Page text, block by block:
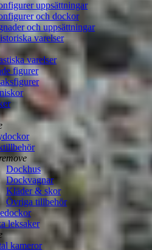
uppsättningar
och dockor
och uppsättningar
varelser
varelser
figurer
Dockhus
Dockvagnar
Kläder & skor
Övriga tillbehör
leksaker
kameror